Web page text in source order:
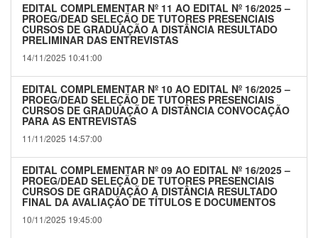
EDITAL COMPLEMENTAR Nº 11 AO EDITAL Nº 16/2025 –
PROEG/DEAD SELEÇÃO DE TUTORES PRESENCIAIS
CURSOS DE GRADUAÇÃO A DISTÂNCIA RESULTADO
PRELIMINAR DAS ENTREVISTAS
14/11/2025 10:41:00
EDITAL COMPLEMENTAR Nº 10 AO EDITAL Nº 16/2025 –
PROEG/DEAD SELEÇÃO DE TUTORES PRESENCIAIS
CURSOS DE GRADUAÇÃO A DISTÂNCIA CONVOCAÇÃO
PARA AS ENTREVISTAS
11/11/2025 14:57:00
EDITAL COMPLEMENTAR Nº 09 AO EDITAL Nº 16/2025 –
PROEG/DEAD SELEÇÃO DE TUTORES PRESENCIAIS
CURSOS DE GRADUAÇÃO A DISTÂNCIA RESULTADO
FINAL DA AVALIAÇÃO DE TÍTULOS E DOCUMENTOS
10/11/2025 19:45:00